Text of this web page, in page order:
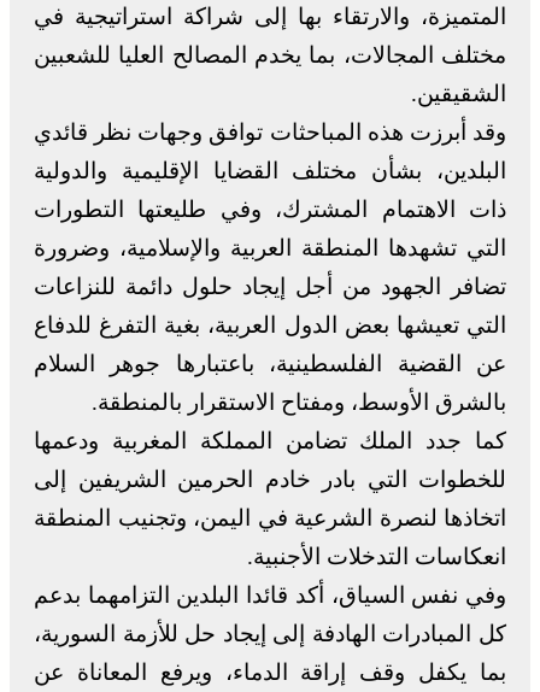
المتميزة، والارتقاء بها إلى شراكة استراتيجية في
مختلف المجالات، بما يخدم المصالح العليا للشعبين
الشقيقين.
وقد أبرزت هذه المباحثات توافق وجهات نظر قائدي
البلدين، بشأن مختلف القضايا الإقليمية والدولية
ذات الاهتمام المشترك، وفي طليعتها التطورات
التي تشهدها المنطقة العربية والإسلامية، وضرورة
تضافر الجهود من أجل إيجاد حلول دائمة للنزاعات
التي تعيشها بعض الدول العربية، بغية التفرغ للدفاع
عن القضية الفلسطينية، باعتبارها جوهر السلام
بالشرق الأوسط، ومفتاح الاستقرار بالمنطقة.
كما جدد الملك تضامن المملكة المغربية ودعمها
للخطوات التي بادر خادم الحرمين الشريفين إلى
اتخاذها لنصرة الشرعية في اليمن، وتجنيب المنطقة
انعكاسات التدخلات الأجنبية.
وفي نفس السياق، أكد قائدا البلدين التزامهما بدعم
كل المبادرات الهادفة إلى إيجاد حل للأزمة السورية،
بما يكفل وقف إراقة الدماء، ويرفع المعاناة عن